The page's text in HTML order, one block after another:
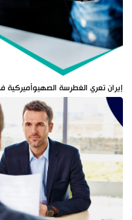
إيران تعري الغطرسة